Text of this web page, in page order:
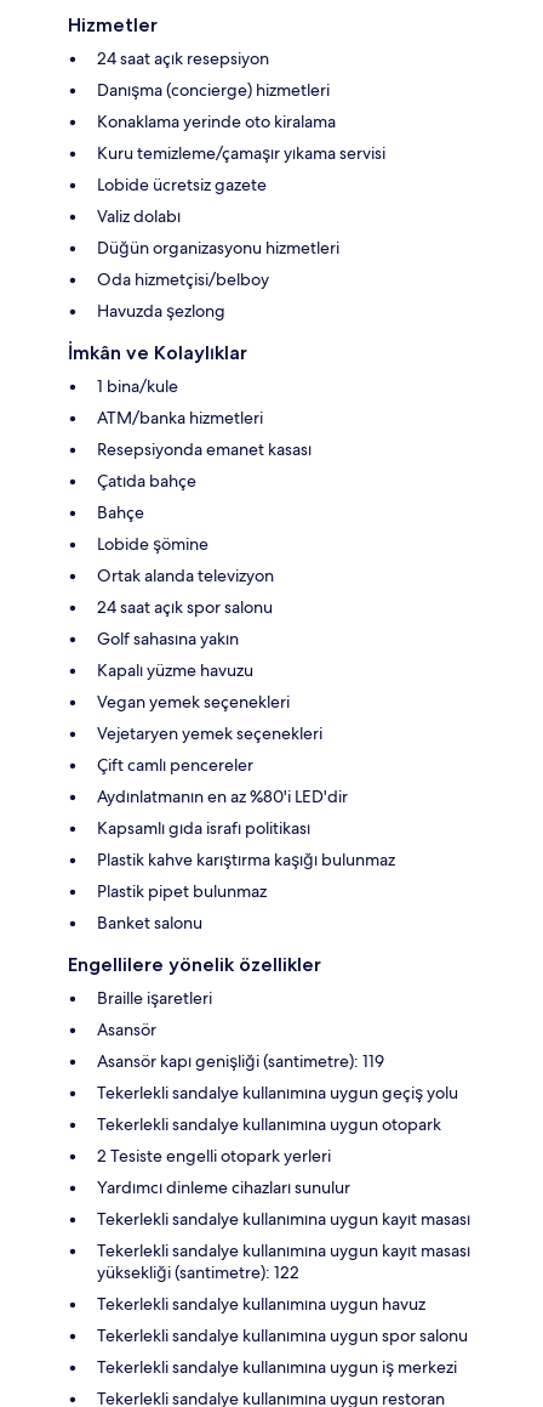
Hizmetler
24 saat açık resepsiyon
Danışma (concierge) hizmetleri
Konaklama yerinde oto kiralama
Kuru temizleme/çamaşır yıkama servisi
Lobide ücretsiz gazete
Valiz dolabı
Düğün organizasyonu hizmetleri
Oda hizmetçisi/belboy
Havuzda şezlong
İmkân ve Kolaylıklar
1 bina/kule
ATM/banka hizmetleri
Resepsiyonda emanet kasası
Çatıda bahçe
Bahçe
Lobide şömine
Ortak alanda televizyon
24 saat açık spor salonu
Golf sahasına yakın
Kapalı yüzme havuzu
Vegan yemek seçenekleri
Vejetaryen yemek seçenekleri
Çift camlı pencereler
Aydınlatmanın en az %80'i LED'dir
Kapsamlı gıda israfı politikası
Plastik kahve karıştırma kaşığı bulunmaz
Plastik pipet bulunmaz
Banket salonu
Engellilere yönelik özellikler
Braille işaretleri
Asansör
Asansör kapı genişliği (santimetre): 119
Tekerlekli sandalye kullanımına uygun geçiş yolu
Tekerlekli sandalye kullanımına uygun otopark
2 Tesiste engelli otopark yerleri
Yardımcı dinleme cihazları sunulur
Tekerlekli sandalye kullanımına uygun kayıt masası
Tekerlekli sandalye kullanımına uygun kayıt masası
yüksekliği (santimetre): 122
Tekerlekli sandalye kullanımına uygun havuz
Tekerlekli sandalye kullanımına uygun spor salonu
Tekerlekli sandalye kullanımına uygun iş merkezi
Tekerlekli sandalye kullanımına uygun restoran